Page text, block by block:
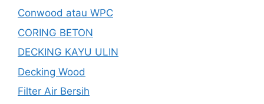
Conwood atau WPC
CORING BETON
DECKING KAYU ULIN
Decking Wood
Filter Air Bersih